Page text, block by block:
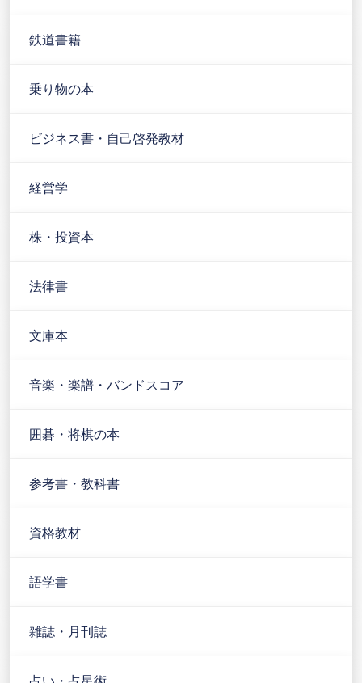
鉄道書籍
乗り物の本
ビジネス書・自己啓発教材
経営学
株・投資本
法律書
文庫本
音楽・楽譜・バンドスコア
囲碁・将棋の本
参考書・教科書
資格教材
語学書
雑誌・月刊誌